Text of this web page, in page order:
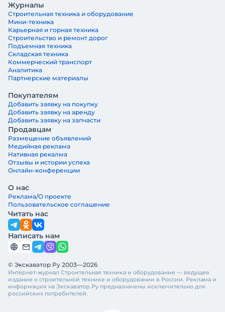
Журналы
Строительная техника и оборудование
Мини-техника
Карьерная и горная техника
Строительство и ремонт дорог
Подъемная техника
Складская техника
Коммерческий транспорт
Аналитика
Партнерские материалы
Покупателям
Добавить заявку на покупку
Добавить заявку на аренду
Добавить заявку на запчасти
Продавцам
Размещение объявлений
Медийная реклама
Нативная рекалма
Отзывы и истории успеха
Онлайн-конференции
О нас
Реклама/О проекте
Пользовательское соглашение
Читать нас
Написать нам
© Экскаватор Ру 2003—2026
Интернет-журнал Строительная техника и оборудование — ведущее
издание о строительной технике и оборудовании в России. Реклама и
информация на Экскаватор.Ру предназначены исключительно для
российских потребителей.